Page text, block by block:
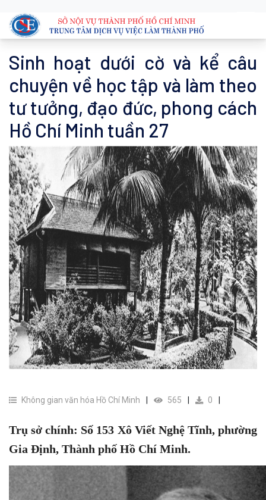
Sinh hoạt dưới cờ và kể câu
chuyện về học tập và làm theo
tư tưởng, đạo đức, phong cách
Hồ Chí Minh tuần 27
Không gian văn hóa Hồ Chí Minh 565 0
Trụ sở chính: Số 153 Xô Viết Nghệ Tĩnh, phường
Gia Định, Thành phố Hồ Chí Minh.